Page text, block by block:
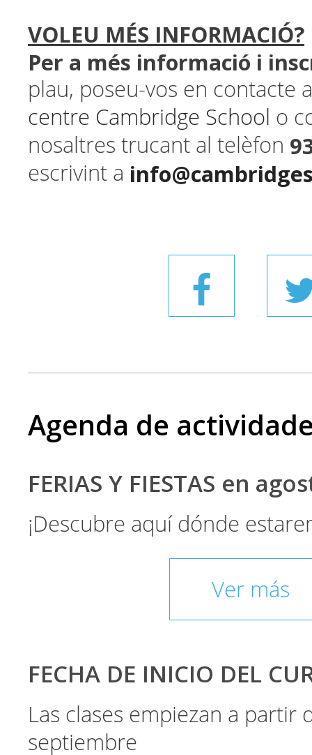
VOLEU MÉS INFORMACIÓ?
​Per a més informació i
plau, poseu-vos en contacte
centre Cambridge School o
nosaltres trucant al telèfon
escrivint a
Agenda de
FERIAS Y FIESTAS en
¡Descubre aquí dónde
Ver más
FECHA DE INICIO DEL
Las clases empiezan a partir
septiembre